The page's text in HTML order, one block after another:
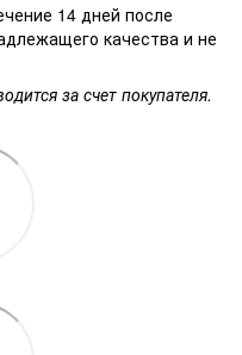
14 дней после
качества и не
за счет покупателя.